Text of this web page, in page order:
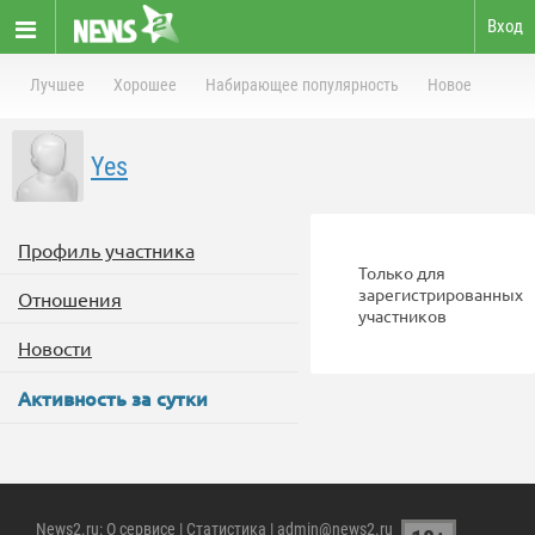
Вход
Лучшее Хорошее Набирающее популярность Новое
Yes
Профиль участника
Отношения
Новости
Активность за сутки
Только для
зарегистрированных
участников
News2.ru: О сервисе | Статистика | admin@news2.ru